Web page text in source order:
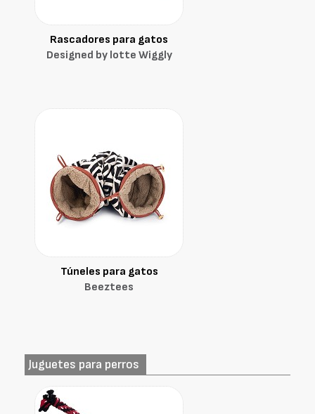
Rascadores para gatos
Designed by lotte Wiggly
Túneles para gatos
Beeztees
Juguetes para perros